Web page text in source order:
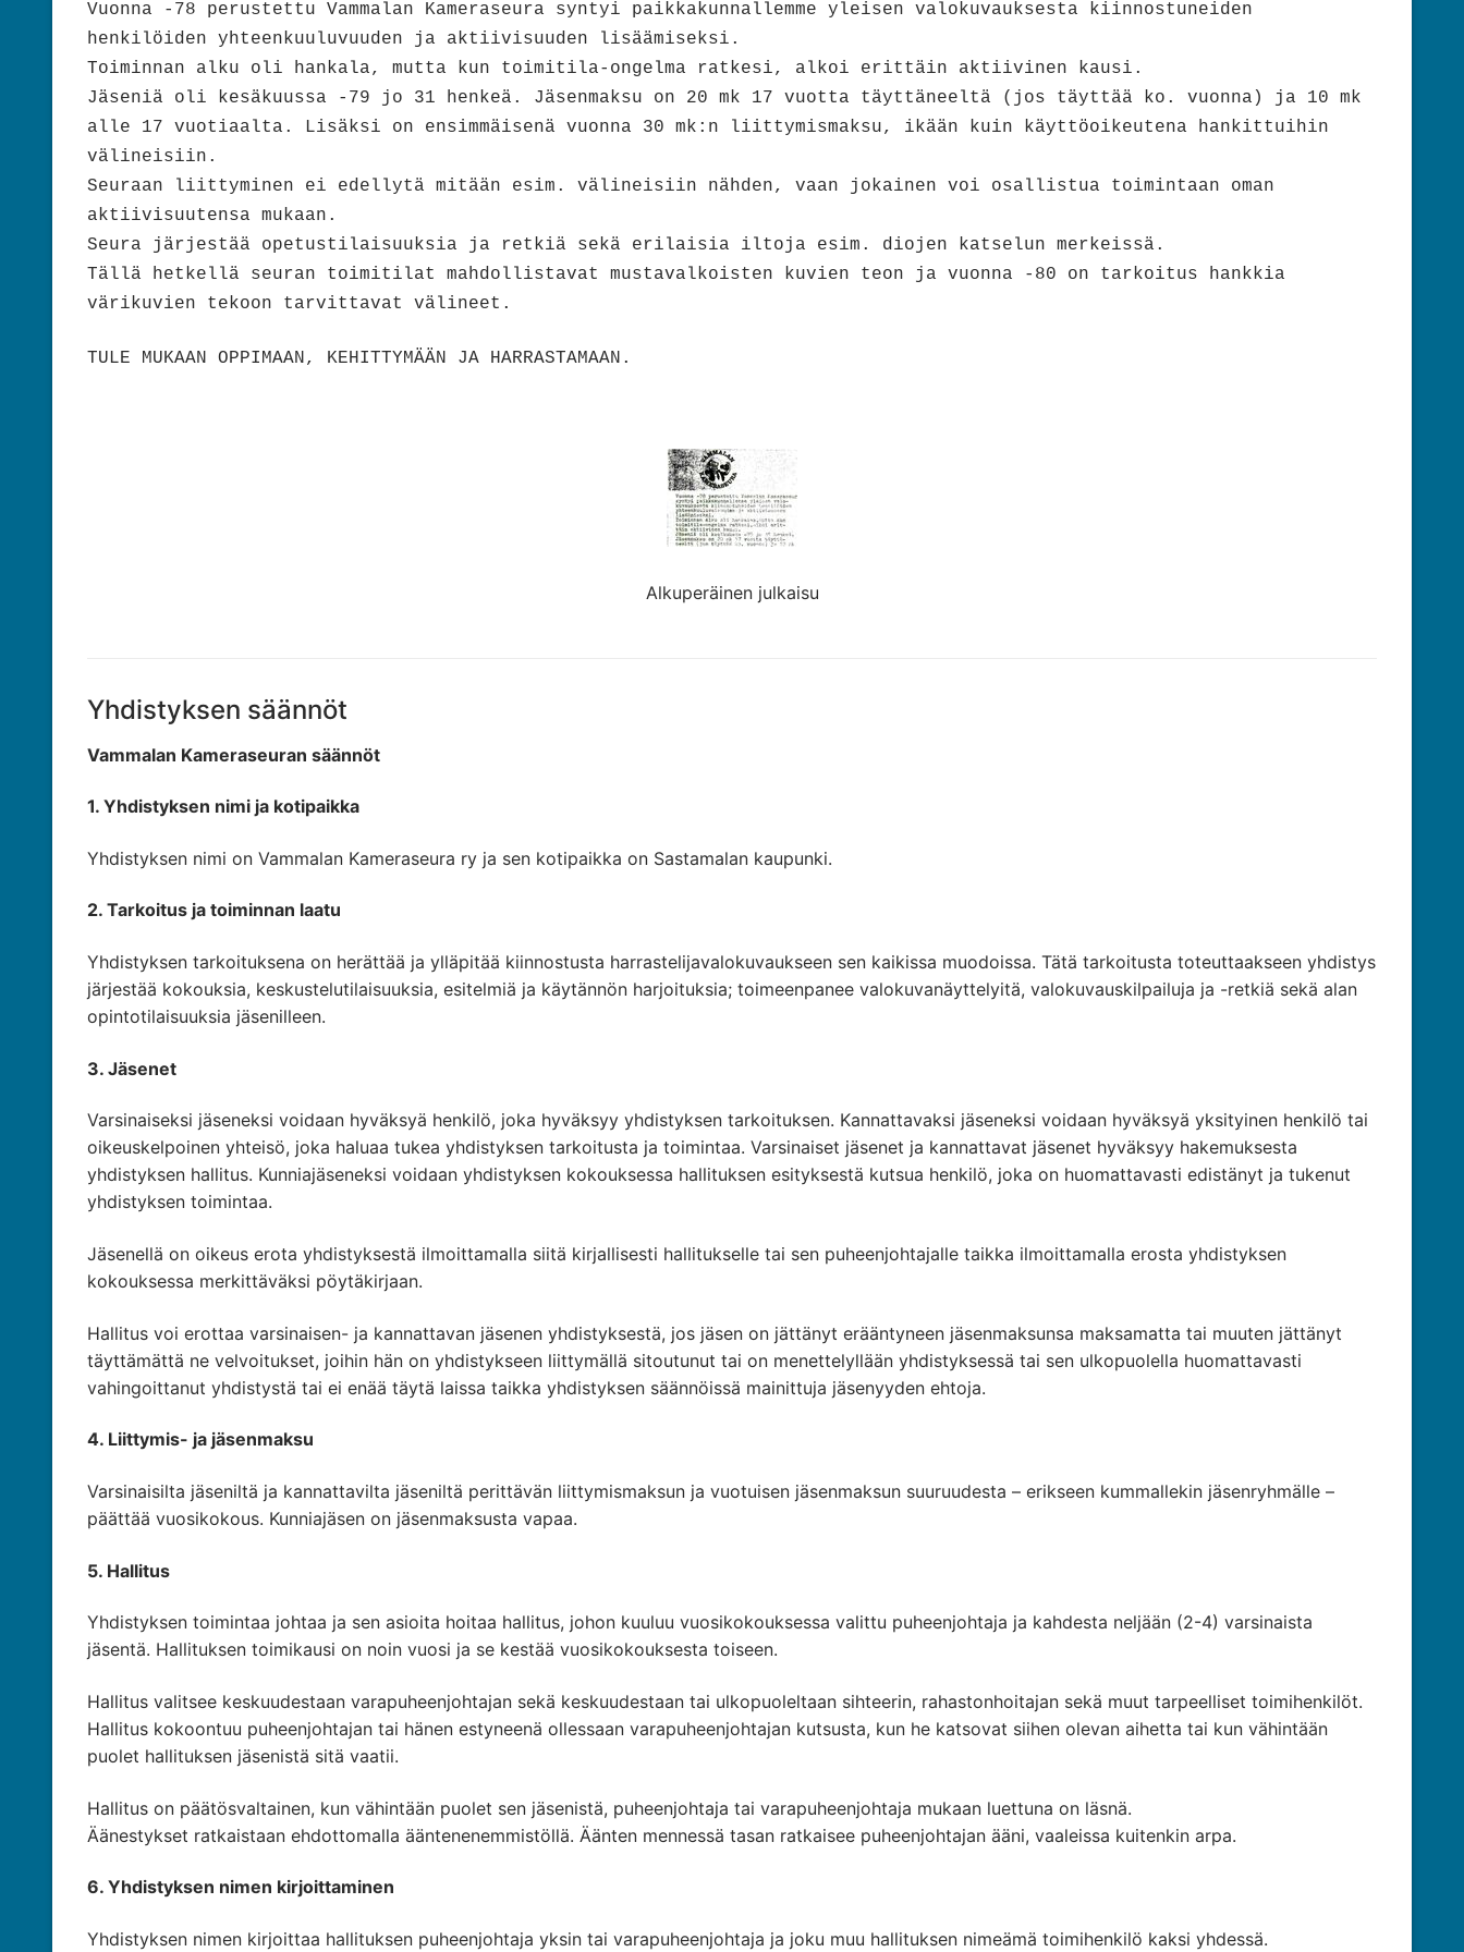
Vuonna -78 perustettu Vammalan Kameraseura syntyi paikkakunnallemme yleisen valokuvauksesta kiinnostuneiden
henkilöiden yhteenkuuluvuuden ja aktiivisuuden lisäämiseksi.
Toiminnan alku oli hankala, mutta kun toimitila-ongelma ratkesi, alkoi erittäin aktiivinen kausi.
Jäseniä oli kesäkuussa -79 jo 31 henkeä. Jäsenmaksu on 20 mk 17 vuotta täyttäneeltä (jos täyttää ko. vuonna) ja 10 mk
alle 17 vuotiaalta. Lisäksi on ensimmäisenä vuonna 30 mk:n liittymismaksu, ikään kuin käyttöoikeutena hankittuihin
välineisiin.
Seuraan liittyminen ei edellytä mitään esim. välineisiin nähden, vaan jokainen voi osallistua toimintaan oman
aktiivisuutensa mukaan.
Seura järjestää opetustilaisuuksia ja retkiä sekä erilaisia iltoja esim. diojen katselun merkeissä.
Tällä hetkellä seuran toimitilat mahdollistavat mustavalkoisten kuvien teon ja vuonna -80 on tarkoitus hankkia
värikuvien tekoon tarvittavat välineet.
TULE MUKAAN OPPIMAAN, KEHITTYMÄÄN JA HARRASTAMAAN.
Alkuperäinen julkaisu
Yhdistyksen säännöt
Vammalan Kameraseuran säännöt
1. Yhdistyksen nimi ja kotipaikka
Yhdistyksen nimi on Vammalan Kameraseura ry ja sen kotipaikka on Sastamalan kaupunki.
2. Tarkoitus ja toiminnan laatu
Yhdistyksen tarkoituksena on herättää ja ylläpitää kiinnostusta harrastelijavalokuvaukseen sen kaikissa muodoissa. Tätä tarkoitusta toteuttaakseen yhdistys
järjestää kokouksia, keskustelutilaisuuksia, esitelmiä ja käytännön harjoituksia; toimeenpanee valokuvanäyttelyitä, valokuvauskilpailuja ja -retkiä sekä alan
opintotilaisuuksia jäsenilleen.
3. Jäsenet
Varsinaiseksi jäseneksi voidaan hyväksyä henkilö, joka hyväksyy yhdistyksen tarkoituksen. Kannattavaksi jäseneksi voidaan hyväksyä yksityinen henkilö tai
oikeuskelpoinen yhteisö, joka haluaa tukea yhdistyksen tarkoitusta ja toimintaa. Varsinaiset jäsenet ja kannattavat jäsenet hyväksyy hakemuksesta
yhdistyksen hallitus. Kunniajäseneksi voidaan yhdistyksen kokouksessa hallituksen esityksestä kutsua henkilö, joka on huomattavasti edistänyt ja tukenut
yhdistyksen toimintaa.
Jäsenellä on oikeus erota yhdistyksestä ilmoittamalla siitä kirjallisesti hallitukselle tai sen puheenjohtajalle taikka ilmoittamalla erosta yhdistyksen
kokouksessa merkittäväksi pöytäkirjaan.
Hallitus voi erottaa varsinaisen- ja kannattavan jäsenen yhdistyksestä, jos jäsen on jättänyt erääntyneen jäsenmaksunsa maksamatta tai muuten jättänyt
täyttämättä ne velvoitukset, joihin hän on yhdistykseen liittymällä sitoutunut tai on menettelyllään yhdistyksessä tai sen ulkopuolella huomattavasti
vahingoittanut yhdistystä tai ei enää täytä laissa taikka yhdistyksen säännöissä mainittuja jäsenyyden ehtoja.
4. Liittymis- ja jäsenmaksu
Varsinaisilta jäseniltä ja kannattavilta jäseniltä perittävän liittymismaksun ja vuotuisen jäsenmaksun suuruudesta – erikseen kummallekin jäsenryhmälle –
päättää vuosikokous. Kunniajäsen on jäsenmaksusta vapaa.
5. Hallitus
Yhdistyksen toimintaa johtaa ja sen asioita hoitaa hallitus, johon kuuluu vuosikokouksessa valittu puheenjohtaja ja kahdesta neljään (2-4) varsinaista
jäsentä. Hallituksen toimikausi on noin vuosi ja se kestää vuosikokouksesta toiseen.
Hallitus valitsee keskuudestaan varapuheenjohtajan sekä keskuudestaan tai ulkopuoleltaan sihteerin, rahastonhoitajan sekä muut tarpeelliset toimihenkilöt.
Hallitus kokoontuu puheenjohtajan tai hänen estyneenä ollessaan varapuheenjohtajan kutsusta, kun he katsovat siihen olevan aihetta tai kun vähintään
puolet hallituksen jäsenistä sitä vaatii.
Hallitus on päätösvaltainen, kun vähintään puolet sen jäsenistä, puheenjohtaja tai varapuheenjohtaja mukaan luettuna on läsnä.
Äänestykset ratkaistaan ehdottomalla ääntenenemmistöllä. Äänten mennessä tasan ratkaisee puheenjohtajan ääni, vaaleissa kuitenkin arpa.
6. Yhdistyksen nimen kirjoittaminen
Yhdistyksen nimen kirjoittaa hallituksen puheenjohtaja yksin tai varapuheenjohtaja ja joku muu hallituksen nimeämä toimihenkilö kaksi yhdessä.